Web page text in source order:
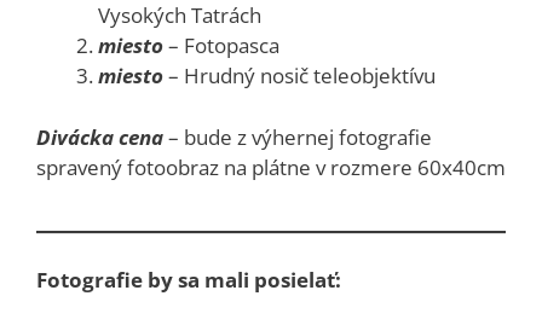
Vysokých Tatrách
miesto– Fotopasca
miesto– Hrudný nosič teleobjektívu
Divácka cena– bude z výhernej fotografie
spravený fotoobraz na plátne v rozmere 60x40cm
Fotografie by sa mali posielať: